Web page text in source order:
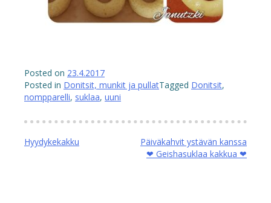
Posted on 23.4.2017
Posted in Donitsit, munkit ja pullatTagged Donitsit,
nompparelli, suklaa, uuni
Artikkelien
Hyydykekakku
Päiväkahvit ystävän kanssa
❤ Geishasuklaa kakkua ❤